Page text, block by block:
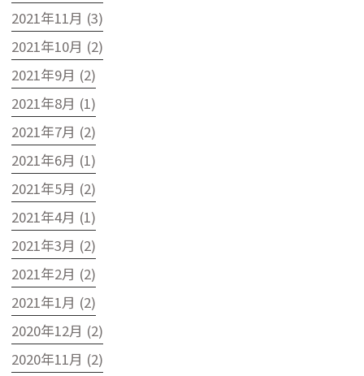
2021年11月 (3)
2021年10月 (2)
2021年9月 (2)
2021年8月 (1)
2021年7月 (2)
2021年6月 (1)
2021年5月 (2)
2021年4月 (1)
2021年3月 (2)
2021年2月 (2)
2021年1月 (2)
2020年12月 (2)
2020年11月 (2)